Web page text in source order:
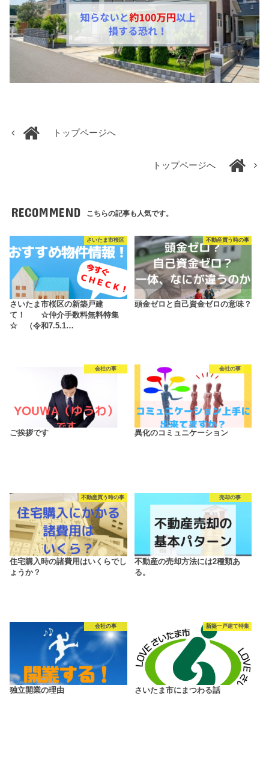
トップページへ
トップページへ
RECOMMEND こちらの記事も人気です。
さいたま市桜区
さいたま市桜区の新築戸建
て！ ☆仲介手数料無料特集
☆ （令和7.5.1…
不動産買う時の事
頭金ゼロと自己資金ゼロの意味？
会社の事
ご挨拶です
会社の事
異化のコミュニケーション
不動産買う時の事
住宅購入時の諸費用はいくらでし
ょうか？
売却の事
不動産の売却方法には2種類あ
る。
会社の事
独立開業の理由
新築一戸建て特集
さいたま市にまつわる話